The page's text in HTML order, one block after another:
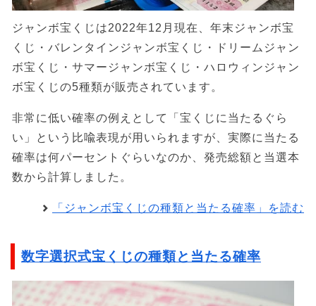
ジャンボ宝くじは2022年12月現在、年末ジャンボ宝
くじ・バレンタインジャンボ宝くじ・ドリームジャン
ボ宝くじ・サマージャンボ宝くじ・ハロウィンジャン
ボ宝くじの5種類が販売されています。
非常に低い確率の例えとして「宝くじに当たるぐら
い」という比喩表現が用いられますが、実際に当たる
確率は何パーセントぐらいなのか、発売総額と当選本
数から計算しました。
「ジャンボ宝くじの種類と当たる確率」を読む
数字選択式宝くじの種類と当たる確率